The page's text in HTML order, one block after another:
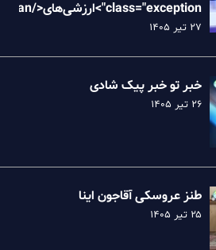
نظام
۲۷ تیر ۱۴۰۵
خبر تو خبر پیک شادی
۲۶ تیر ۱۴۰۵
طنز عروسکی آقاجون اینا
۲۵ تیر ۱۴۰۵